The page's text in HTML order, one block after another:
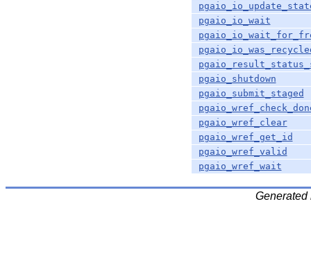
pgaio_io_wait
pgaio_shutdown
pgaio_submit_staged
pgaio_wref_clear
pgaio_wref_get_id
pgaio_wref_valid
pgaio_wref_wait